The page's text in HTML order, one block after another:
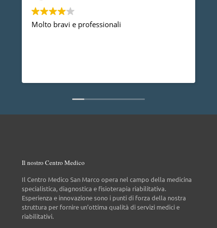
Molto bravi e professionali
Il nostro Centro Medico
Il Centro Medico San Marco opera nel campo della medicina
specialistica, diagnostica e fisioterapia riabilitativa.
Esperienza e innovazione sono i punti di forza della nostra
struttura per fornire un’ottima qualità di servizi medici e
riabilitativi.